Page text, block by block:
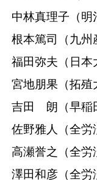
中林真理子（
根本篤司（九州
福田弥夫（日本
宮地朋果（拓殖
吉田 朗（早稲
佐野雅人（全労
高瀬誉之（全労
澤田和彦（全労